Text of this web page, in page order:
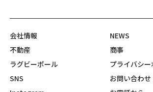
会社情報
NEWS
不動産
商事
ラグビーポール
SNS
お問い合わせ
プライバシ